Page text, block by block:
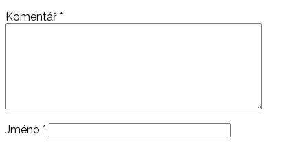
Komentář *
Jméno *